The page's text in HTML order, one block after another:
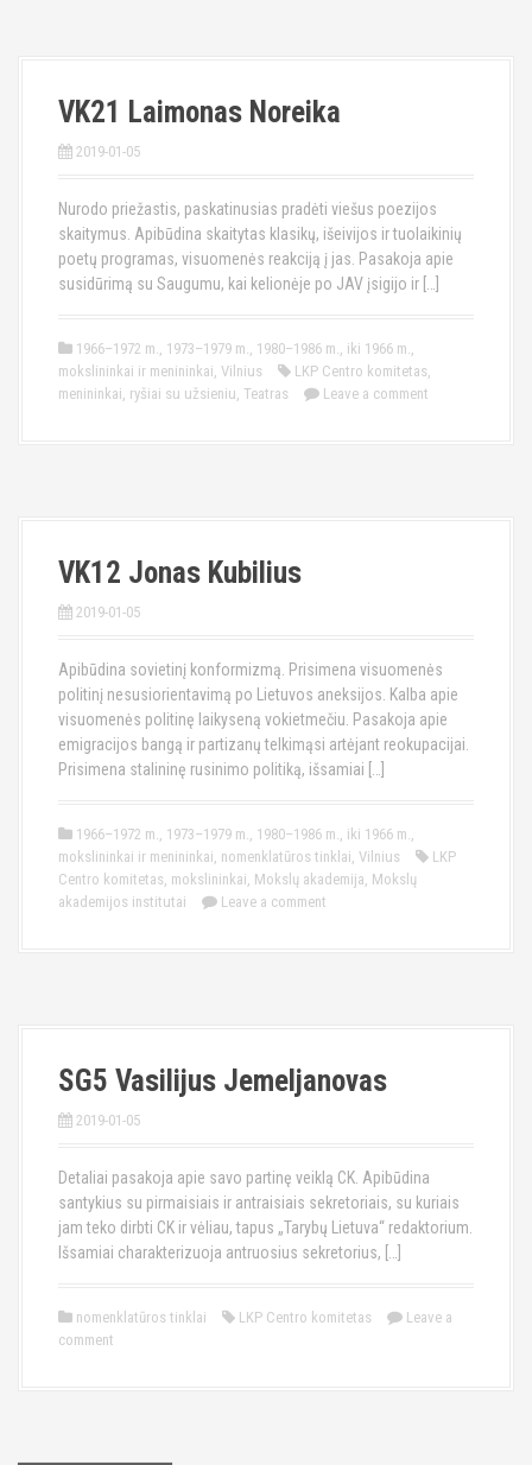
VK21 Laimonas Noreika
2019-01-05
Nurodo priežastis, paskatinusias pradėti viešus poezijos
skaitymus. Apibūdina skaitytas klasikų, išeivijos ir tuolaikinių
poetų programas, visuomenės reakciją į jas. Pasakoja apie
susidūrimą su Saugumu, kai kelionėje po JAV įsigijo ir […]
1966–1972 m., 1973–1979 m., 1980–1986 m., iki 1966 m.,
mokslininkai ir menininkai, Vilnius LKP Centro komitetas,
menininkai, ryšiai su užsieniu, Teatras Leave a comment
VK12 Jonas Kubilius
2019-01-05
Apibūdina sovietinį konformizmą. Prisimena visuomenės
politinį nesusiorientavimą po Lietuvos aneksijos. Kalba apie
visuomenės politinę laikyseną vokietmečiu. Pasakoja apie
emigracijos bangą ir partizanų telkimąsi artėjant reokupacijai.
Prisimena stalininę rusinimo politiką, išsamiai […]
1966–1972 m., 1973–1979 m., 1980–1986 m., iki 1966 m.,
mokslininkai ir menininkai, nomenklatūros tinklai, Vilnius
LKP
Centro komitetas, mokslininkai, Mokslų akademija, Mokslų
akademijos institutai
Leave a comment
SG5 Vasilijus Jemeljanovas
2019-01-05
Detaliai pasakoja apie savo partinę veiklą CK. Apibūdina
santykius su pirmaisiais ir antraisiais sekretoriais, su kuriais
jam teko dirbti CK ir vėliau, tapus „Tarybų Lietuva“ redaktorium.
Išsamiai charakterizuoja antruosius sekretorius, […]
nomenklatūros tinklai LKP Centro komitetas
Leave a
comment